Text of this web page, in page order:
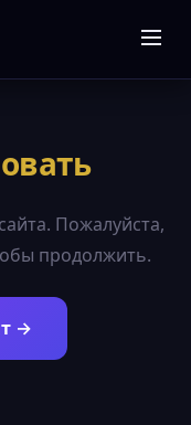
Пожалуйста,
продолжить.
→